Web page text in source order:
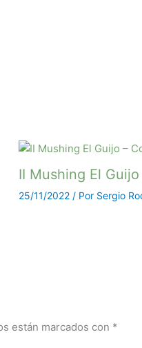
II Mushing El
25/11/2022 / Por Sergio
están marcados con *